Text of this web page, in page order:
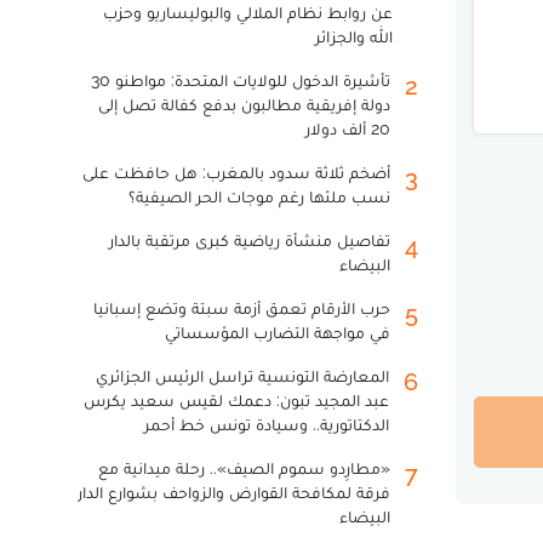
عن روابط نظام الملالي والبوليساريو وحزب
الله والجزائر
2
تأشيرة الدخول للولايات المتحدة: مواطنو 30
دولة إفريقية مطالبون بدفع كفالة تصل إلى
20 ألف دولار
3
أضخم ثلاثة سدود بالمغرب: هل حافظت على
نسب ملئها رغم موجات الحر الصيفية؟
4
تفاصيل منشأة رياضية كبرى مرتقبة بالدار
البيضاء
5
حرب الأرقام تعمق أزمة سبتة وتضع إسبانيا
في مواجهة التضارب المؤسساتي
6
المعارضة التونسية تراسل الرئيس الجزائري
عبد المجيد تبون: دعمك لقيس سعيد يكرس
الدكتاتورية.. وسيادة تونس خط أحمر
7
«مطارِدو سموم الصيف».. رحلة ميدانية مع
فرقة لمكافحة القوارض والزواحف بشوارع الدار
البيضاء